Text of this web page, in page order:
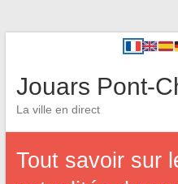
Jouars Pont-
La ville en direct
Tout savoir sur